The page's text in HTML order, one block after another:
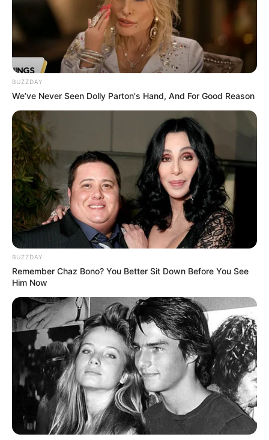
BUZZDAY
We’ve Never Seen Dolly Parton's Hand, And For Good Reason
BUZZDAY
Remember Chaz Bono? You Better Sit Down Before You See
Him Now